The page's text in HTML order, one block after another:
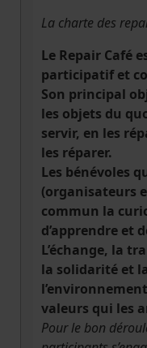
La charte des
Le Repair Café
participatif et
Son principal
les objets du
servir, en les
les réparer.
Les bénévoles
(organisateurs
commun la
d’apprendre et
L’échange, la
la solidarité et
valeurs qui les
Pour le bon